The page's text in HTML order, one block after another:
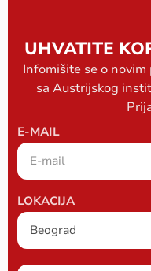
UHVATITE
Infomišite se o
sa Austrijskog
E-MAIL
LOKACIJA